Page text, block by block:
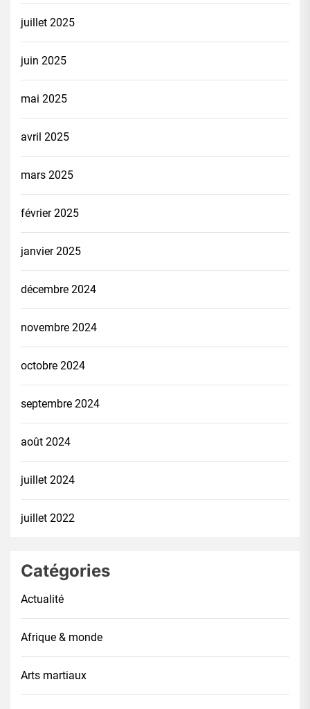
juillet 2025
juin 2025
mai 2025
avril 2025
mars 2025
février 2025
janvier 2025
décembre 2024
novembre 2024
octobre 2024
septembre 2024
août 2024
juillet 2024
juillet 2022
Catégories
Actualité
Afrique & monde
Arts martiaux